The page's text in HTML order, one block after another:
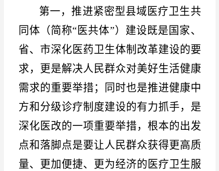
第一，推进紧密型县域 医疗卫生共
同体（简称“ 医共体”） 建设既是国家、
省、市深化医药卫生体制改革建设的要
求，更是解决人民群众对美好生活健康
需求的重要举措；同时也是推进健康中
方和分级诊疗制度建设的有力抓手，是
深化医改的一项重要举措，根本的出发
点和落脚点是要让人民群众获得更高质
量、更加便捷、更为经济的医疗卫生服